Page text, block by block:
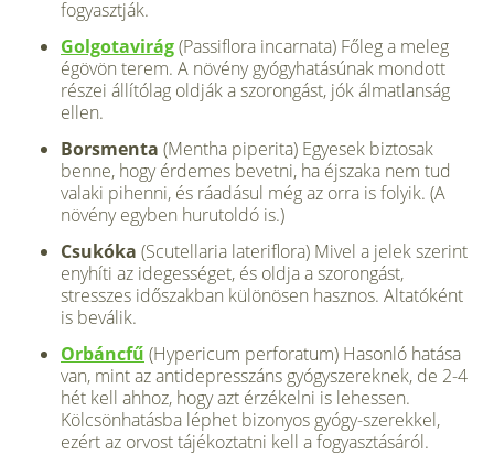
fogyasztják.
Golgotavirág(Passiflora incarnata) Főleg a meleg
égövön terem. A növény gyógyhatásúnak mondott
részei állítólag oldják a szorongást, jók álmatlanság
ellen.
Borsmenta (Mentha piperita) Egyesek biztosak
benne, hogy érdemes bevetni, ha éjszaka nem tud
valaki pihenni, és ráadásul még az orra is folyik. (A
növény egyben hurutoldó is.)
Csukóka (Scutellaria lateriflora) Mivel a jelek szerint
enyhíti az idegességet, és oldja a szorongást,
stresszes időszakban különösen hasznos. Altatóként
is beválik.
Orbáncfű (Hypericum perforatum) Hasonló hatása
van, mint az antidepresszáns gyógyszereknek, de 2-4
hét kell ahhoz, hogy azt érzékelni is lehessen.
Kölcsönhatásba léphet bizonyos gyógy-szerekkel,
ezért az orvost tájékoztatni kell a fogyasztásáról.